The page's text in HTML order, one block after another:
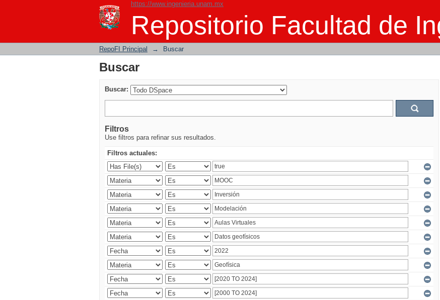
https://www.ingenieria.unam.mx
Repositorio Facultad de
Buscar
RepoFI Principal → Buscar
Buscar
Buscar:
Filtros
Use filtros para refinar sus resultados.
Filtros actuales: